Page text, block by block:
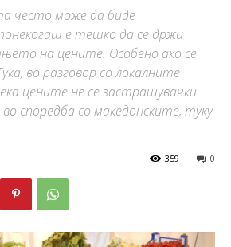
често може да биде
е тешко да се држи
на цените. Особено ако се
во разговор со локалните
цените не се застрашувачки
споредба со македонските, туку
0
359